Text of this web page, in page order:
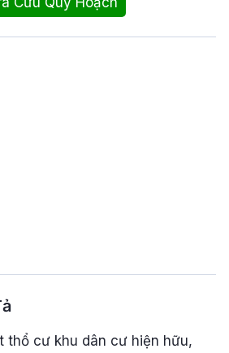
thổ cư khu dân cư hiện hữu,